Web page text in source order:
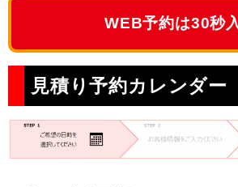
WEB予約は30秒
見積り予約カレンダー